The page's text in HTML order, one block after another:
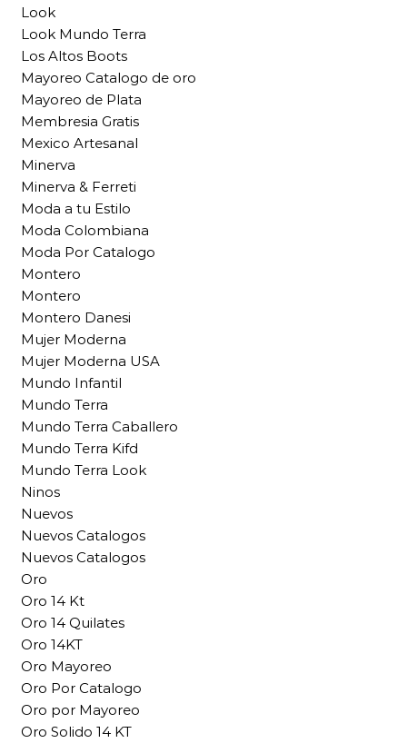
Look
Look Mundo Terra
Los Altos Boots
Mayoreo Catalogo de oro
Mayoreo de Plata
Membresia Gratis
Mexico Artesanal
Minerva
Minerva & Ferreti
Moda a tu Estilo
Moda Colombiana
Moda Por Catalogo
Montero
Montero
Montero Danesi
Mujer Moderna
Mujer Moderna USA
Mundo Infantil
Mundo Terra
Mundo Terra Caballero
Mundo Terra Kifd
Mundo Terra Look
Ninos
Nuevos
Nuevos Catalogos
Nuevos Catalogos
Oro
Oro 14 Kt
Oro 14 Quilates
Oro 14KT
Oro Mayoreo
Oro Por Catalogo
Oro por Mayoreo
Oro Solido 14 KT